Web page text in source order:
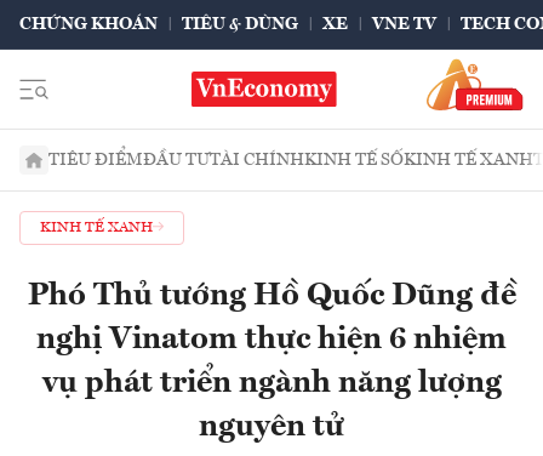
CHỨNG KHOÁN TIÊU & DÙNG XE VNE TV TECH
TIÊU ĐIỂMĐẦU TƯTÀI CHÍNHKINH TẾ SỐKINH TẾ XANH
KINH TẾ XANH
Phó Thủ tướng Hồ Quốc Dũng đề
nghị Vinatom thực hiện 6 nhiệm
vụ phát triển ngành năng lượng
nguyên tử